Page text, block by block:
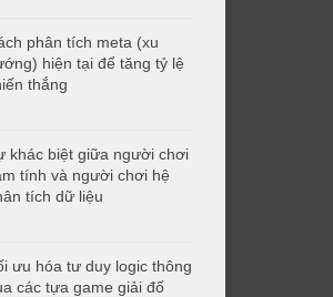
phân tích meta (xu
hiện tại để tăng tỷ lệ
thắng
khác biệt giữa người chơi
tính và người chơi hệ
tích dữ liệu
ưu hóa tư duy logic thông
các tựa game giải đố